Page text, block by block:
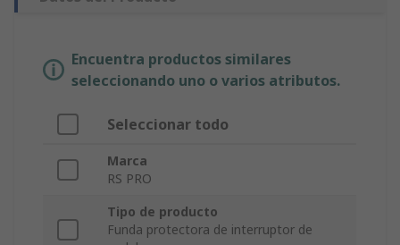
Encuentra productos similares
seleccionando uno o varios atributos.
Seleccionar todo
Marca
RS PRO
Tipo de producto
Funda protectora de interruptor de